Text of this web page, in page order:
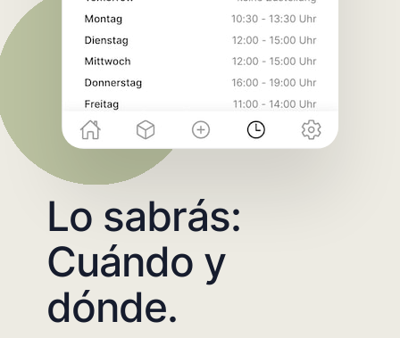
Lo sabrás:
Cuándo y
dónde.